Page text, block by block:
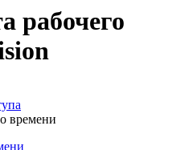
рабочего
времени